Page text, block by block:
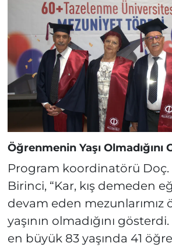
Öğrenmenin Yaşı Olmadığını
Program koordinatörü Doç.
Birinci, “Kar, kış demeden
devam eden mezunlarımız
yaşının olmadığını
en büyük 83 yaşında 41